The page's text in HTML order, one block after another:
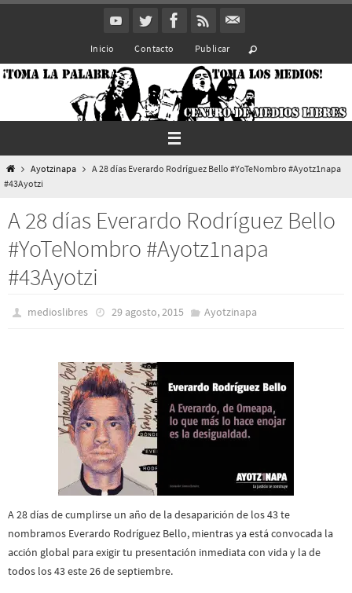
Inicio Contacto Publicar
InicioAyotzinapa
A 28 días Everardo Rodríguez Bello #YoTeNombro #Ayotz1napa
#43Ayotzi
A 28 días Everardo Rodríguez Bello
#YoTeNombro #Ayotz1napa
#43Ayotzi
medioslibres 29 agosto, 2015 Ayotzinapa
A 28 días de cumplirse un año de la desaparición de los 43 te
nombramos Everardo Rodríguez Bello, mientras ya está convocada la
acción global para exigir tu presentación inmediata con vida y la de
todos los 43 este 26 de septiembre.